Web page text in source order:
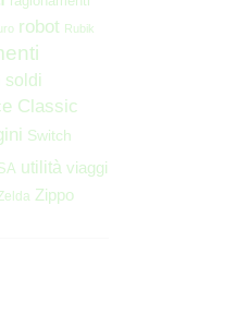
robot Rubik
soldi
Classic
Switch
utilità viaggi
Zippo